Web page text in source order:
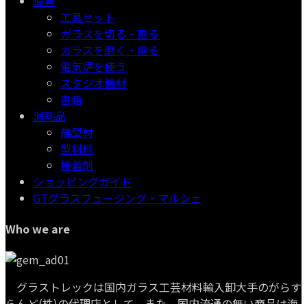
工具セット
ガラスを切る・割る
ガラスを磨く・削る
電気炉を使う
スタジオ機材
書籍
消耗品
離型材
型材料
接着剤
ショッピングガイド
GTグラスフュージング・マルシェ
Who we are
グラストレックは国内ガラス工芸材料輸入卸大手のがらす